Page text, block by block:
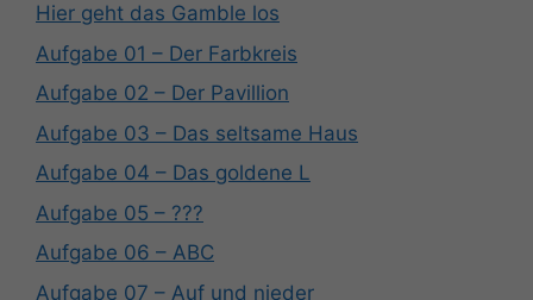
Hier geht das Gamble los
Aufgabe 01 – Der Farbkreis
Aufgabe 02 – Der Pavillion
Aufgabe 03 – Das seltsame Haus
Aufgabe 04 – Das goldene L
Aufgabe 05 – ???
Aufgabe 06 – ABC
Aufgabe 07 – Auf und nieder